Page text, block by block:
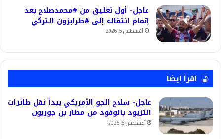
عاجل- أول تعليق من #محمدصلاح بعد
إتمام انتقاله إلى #طرابزون التركي
أغسطس 5, 2026
اقرأ ايضا
عاجل- سلاح الجو الأمريكي يبدأ نقل طائرات
التزيود بالوقود من مطار بن جوريون
أغسطس 6, 2026